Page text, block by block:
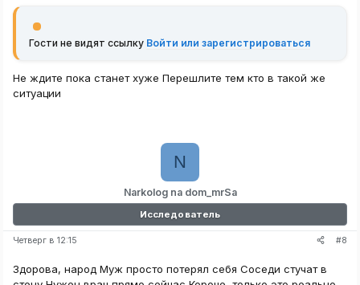
Гости не видят ссылку Войти или зарегистрироваться
Не ждите пока станет хуже Перешлите тем кто в такой же
ситуации
Narkolog na dom_mrSa
N
Исследователь
Четверг в 12:15 #8
Здорова, народ Муж просто потерял себя Соседи стучат в